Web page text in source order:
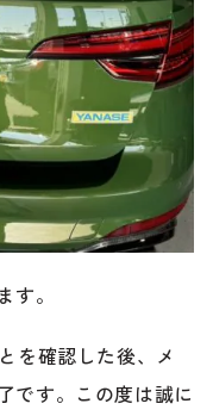
。
を確認した後、メ
です。この度は誠に